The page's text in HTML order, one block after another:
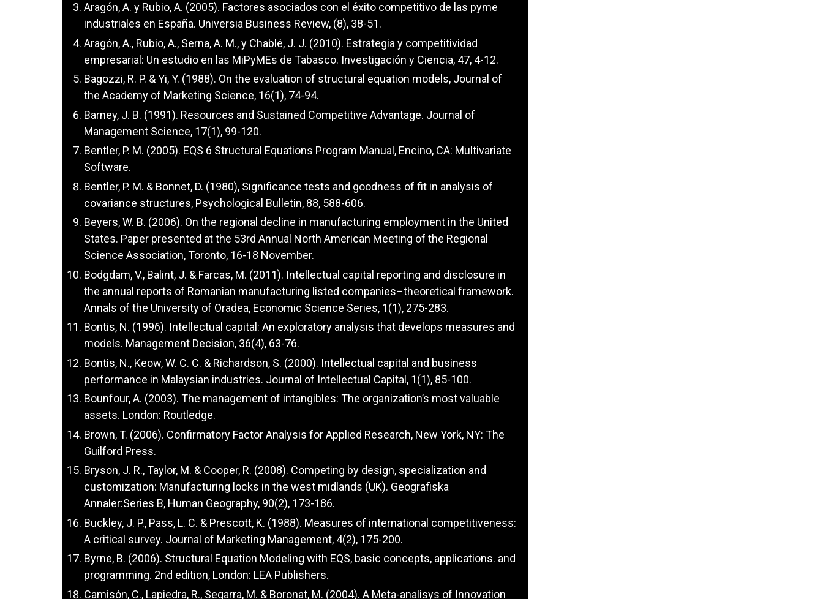
Aragón, A. y Rubio, A. (2005). Factores asociados con el éxito competitivo de las pyme
industriales en España. Universia Business Review, (8), 38-51.
Aragón, A., Rubio, A., Serna, A. M., y Chablé, J. J. (2010). Estrategia y competitividad
empresarial: Un estudio en las MiPyMEs de Tabasco. Investigación y Ciencia, 47, 4-12.
Bagozzi, R. P. & Yi, Y. (1988). On the evaluation of structural equation models, Journal of
the Academy of Marketing Science, 16(1), 74-94.
Barney, J. B. (1991). Resources and Sustained Competitive Advantage. Journal of
Management Science, 17(1), 99-120.
Bentler, P. M. (2005). EQS 6 Structural Equations Program Manual, Encino, CA: Multivariate
Software.
Bentler, P. M. & Bonnet, D. (1980), Significance tests and goodness of fit in analysis of
covariance structures, Psychological Bulletin, 88, 588-606.
Beyers, W. B. (2006). On the regional decline in manufacturing employment in the United
States. Paper presented at the 53rd Annual North American Meeting of the Regional
Science Association, Toronto, 16-18 November.
Bodgdam, V., Balint, J. & Farcas, M. (2011). Intellectual capital reporting and disclosure in
the annual reports of Romanian manufacturing listed companies–theoretical framework.
Annals of the University of Oradea, Economic Science Series, 1(1), 275-283.
Bontis, N. (1996). Intellectual capital: An exploratory analysis that develops measures and
models. Management Decision, 36(4), 63-76.
Bontis, N., Keow, W. C. C. & Richardson, S. (2000). Intellectual capital and business
performance in Malaysian industries. Journal of Intellectual Capital, 1(1), 85-100.
Bounfour, A. (2003). The management of intangibles: The organization’s most valuable
assets. London: Routledge.
Brown, T. (2006). Confirmatory Factor Analysis for Applied Research, New York, NY: The
Guilford Press.
Bryson, J. R., Taylor, M. & Cooper, R. (2008). Competing by design, specialization and
customization: Manufacturing locks in the west midlands (UK). Geografiska
Annaler:Series B, Human Geography, 90(2), 173-186.
Buckley, J. P., Pass, L. C. & Prescott, K. (1988). Measures of international competitiveness:
A critical survey. Journal of Marketing Management, 4(2), 175-200.
Byrne, B. (2006). Structural Equation Modeling with EQS, basic concepts, applications. and
programming. 2nd edition, London: LEA Publishers.
Camisón, C., Lapiedra, R., Segarra, M. & Boronat, M. (2004). A Meta-analisys of Innovation